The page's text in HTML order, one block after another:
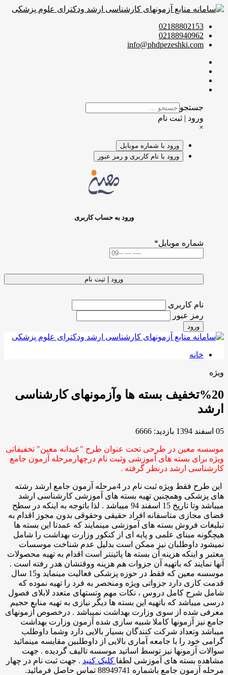
02188802153
02188940962
info@phdpezeshki.com
جستجو
ورود | ثبت نام
×
ورود با شماره موبایل
ورود با نام کاربری و رمز عبور
ورود به حساب کاربری
شماره موبایل*
ورود | ثبت نام
نام کاربری
رمز عبور
ورود
خانه
ویژه
%20تخفیف بسته ها وآزمونهای کارشناسی
ارشد
05 اسفند 1394 بازدید: 6666
موسسه معین در طرحی تحت عنوان طرح "عیدانه معین" تخفیفاتی
ویژه برای بسته های آموزشی وثبت نام درچهارمرحله آزمون جامع
کارشناسی ارشد درنظر گرفته .
این طرح فقط ویژه ثبت نام در 4مرحله آزمون جامع ارشد رشته
های پزشکی وهمچنین تهیه بسته های آموزشی کارشناسی ارشد
میباشد وتا تاریخ 15 اسفند 94 میباشد . لذا باتوجه به اینکه در سطح
فضای مجازی متاسفانه افراد حقیقی وحقوقی بدون مجوز اقدام به
تبلیغات فروش بسته های آموزشی مینمایند که عمدتا این بسته ها
هیچگونه مبنای علمی و پایه ای از کنکور وزارت بهداشت را شامل
نمیشود داوطلبان نیز ممکن است بدلیل عدم شناخت موسسات
معتبر و اینکه هزینه آن بسته ها پائینتر است اقدام به تهیه محصولات
آنها نمایند که باتهیه آن جزوات هم هزینه ووقتشان هدر رفته است .
موسسه معین که فقط در حوزه پزشکی فعالیت مینماید و15 سال
قدمت کاری دارد جزواتی ویژه ومنحصر به فرد را تهیه نموده که
شامل شرح کامل دروس ، نکات مهم وتستهای متعدد لابلای فصول
درسی میباشد که باتهیه این بسته ها دیگر نیازی به تهیه منابع حجیم
معرفی شده از سوی وزارت بهداشت نمیباشد . درخصوص آزمونهای
جامع نیز آزمونها کاملا شبیه سازی شده آزمون وزارت بهداشت
میباشد وتعداد شرکت کنندگان بسیار بالایی دارد وشما داوطلب
گرامی خود را با جامعه آماری بالایی از داوطلبین مقایسه مینمائید
سوالات آزمونها نیز توسط اساتید موسسه تالیف گردیده . جهت
مشاهده بسته های آموزشی لطفا کلیک کنید . جهت ثبت نام در چهار
مرحله آزمون جامع باشماره 88949741 تماس حاصل فرمائید.